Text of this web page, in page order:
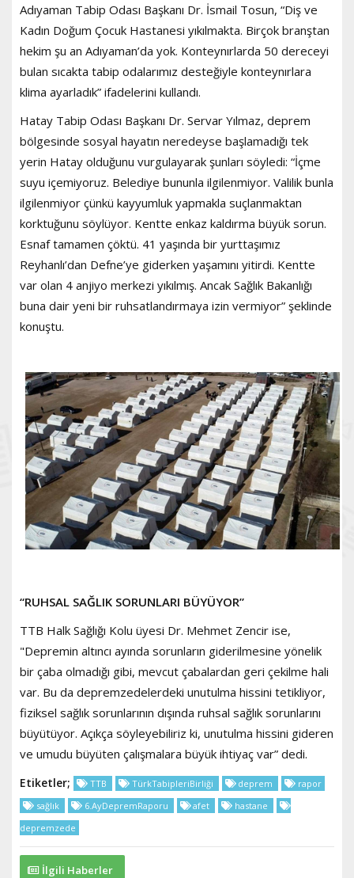
Adıyaman Tabip Odası Başkanı Dr. İsmail Tosun, “Diş ve
Kadın Doğum Çocuk Hastanesi yıkılmakta. Birçok branştan
hekim şu an Adıyaman’da yok. Konteynırlarda 50 dereceyi
bulan sıcakta tabip odalarımız desteğiyle konteynırlara
klima ayarladık” ifadelerini kullandı.
Hatay Tabip Odası Başkanı Dr. Servar Yılmaz, deprem
bölgesinde sosyal hayatın neredeyse başlamadığı tek
yerin Hatay olduğunu vurgulayarak şunları söyledi: “İçme
suyu içemiyoruz. Belediye bununla ilgilenmiyor. Valilik bunla
ilgilenmiyor çünkü kayyumluk yapmakla suçlanmaktan
korktuğunu söylüyor. Kentte enkaz kaldırma büyük sorun.
Esnaf tamamen çöktü. 41 yaşında bir yurttaşımız
Reyhanlı’dan Defne’ye giderken yaşamını yitirdi. Kentte
var olan 4 anjiyo merkezi yıkılmış. Ancak Sağlık Bakanlığı
buna dair yeni bir ruhsatlandırmaya izin vermiyor” şeklinde
konuştu.
“RUHSAL SAĞLIK SORUNLARI BÜYÜYOR”
TTB Halk Sağlığı Kolu üyesi Dr. Mehmet Zencir ise,
"Depremin altıncı ayında sorunların giderilmesine yönelik
bir çaba olmadığı gibi, mevcut çabalardan geri çekilme hali
var. Bu da depremzedelerdeki unutulma hissini tetikliyor,
fiziksel sağlık sorunlarının dışında ruhsal sağlık sorunlarını
büyütüyor. Açıkça söyleyebiliriz ki, unutulma hissini gideren
ve umudu büyüten çalışmalara büyük ihtiyaç var” dedi.
Etiketler; TTB TürkTabipleriBirliği deprem
rapor
sağlık
6.AyDepremRaporu afet
hastane
depremzede
İlgili Haberler